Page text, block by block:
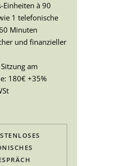
Einheiten à 90
1 telefonische
Minuten
und finanzieller
am
180€ +35%